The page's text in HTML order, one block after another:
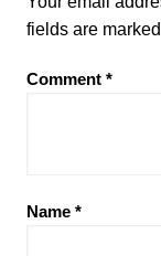
fields are marked
Comment *
Name *